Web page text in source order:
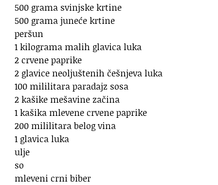
500 grama svinjske krtine
500 grama juneće krtine
peršun
1 kilograma malih glavica luka
2 crvene paprike
2 glavice neoljuštenih češnjeva luka
100 mililitara paradajz sosa
2 kašike mešavine začina
1 kašika mlevene crvene paprike
200 mililitara belog vina
1 glavica luka
ulje
so
mleveni crni biber